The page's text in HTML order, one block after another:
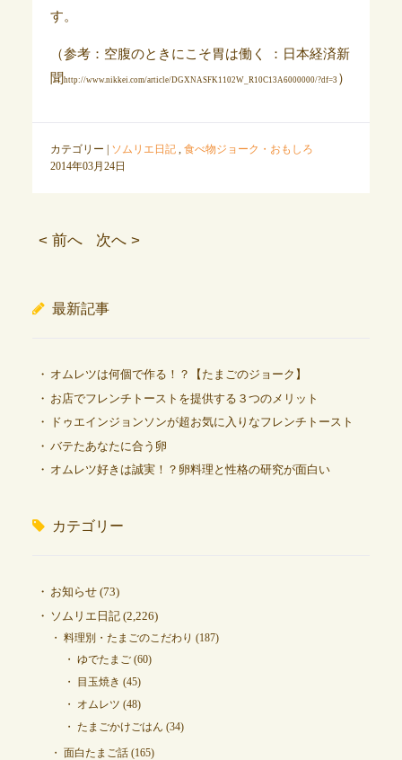
す。
（参考：空腹のときにこそ胃は働く ：日本経済新
聞http://www.nikkei.com/article/DGXNASFK1102W_R10C13A6000000/?df=3 ）
カテゴリー | ソムリエ日記, 食べ物ジョーク・おもしろ
2014年03月24日
< 前へ 次へ >
最新記事
オムレツは何個で作る！？【たまごのジョーク】
お店でフレンチトーストを提供する３つのメリット
ドゥエインジョンソンが超お気に入りなフレンチトースト
バテたあなたに合う卵
オムレツ好きは誠実！？卵料理と性格の研究が面白い
カテゴリー
お知らせ(73)
ソムリエ日記(2,226)
料理別・たまごのこだわり (187)
ゆでたまご(60)
目玉焼き (45)
オムレツ (48)
たまごかけごはん (34)
面白たまご話(165)